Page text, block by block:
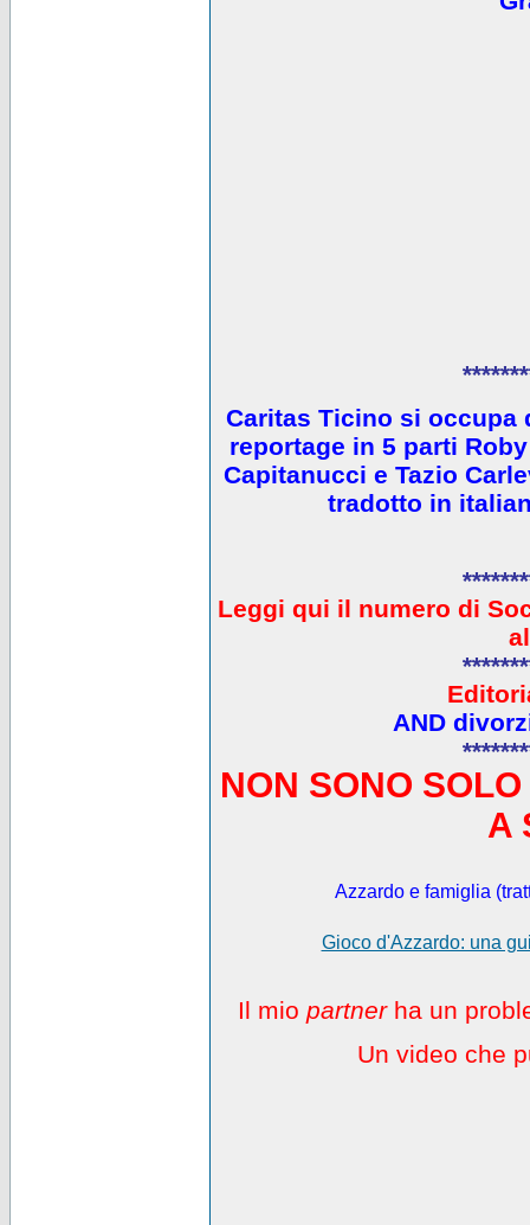
Caritas Ticino si occupa
reportage in 5 parti
Capitanucci e Tazio
tradotto in
Leggi qui il numero di
AND
NON SONO
A
Azzardo e famiglia
Gioco d'Azzardo: una
Il mio partnerha un
Un video che